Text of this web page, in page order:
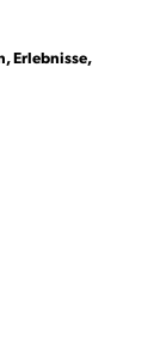
Erlebnisse,